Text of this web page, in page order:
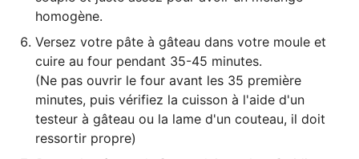
homogène.
Versez votre pâte à gâteau dans votre moule et
cuire au four pendant 35-45 minutes.
(Ne pas ouvrir le four avant les 35 première
minutes, puis vérifiez la cuisson à l'aide d'un
testeur à gâteau ou la lame d'un couteau, il doit
ressortir propre)